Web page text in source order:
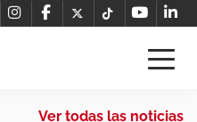
Ver todas las noticias